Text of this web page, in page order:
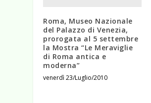
Roma, Museo Nazionale
del Palazzo di Venezia,
prorogata al 5 settembre
la Mostra “Le Meraviglie
di Roma antica e
moderna”
venerdì 23/Luglio/2010